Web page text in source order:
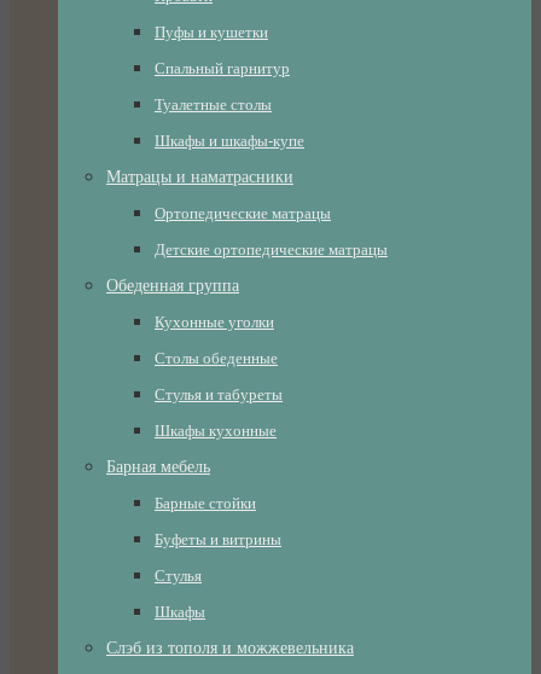
Пуфы и кушетки
Спальный гарнитур
Туалетные столы
Шкафы и шкафы-купе
Матрацы и наматрасники
Ортопедические матрацы
Детские ортопедические матрацы
Обеденная группа
Кухонные уголки
Столы обеденные
Стулья и табуреты
Шкафы кухонные
Барная мебель
Барные стойки
Буфеты и витрины
Стулья
Шкафы
Слэб из тополя и можжевельника